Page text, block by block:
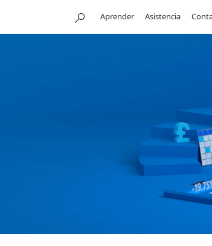
Aprender Asistencia